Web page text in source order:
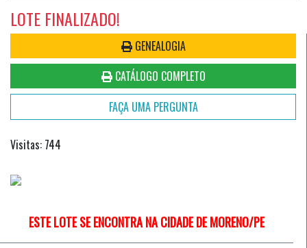
LOTE FINALIZADO!
GENEALOGIA
CATÁLOGO COMPLETO
FAÇA UMA PERGUNTA
Visitas: 744
ESTE LOTE SE ENCONTRA NA CIDADE DE MORENO/PE